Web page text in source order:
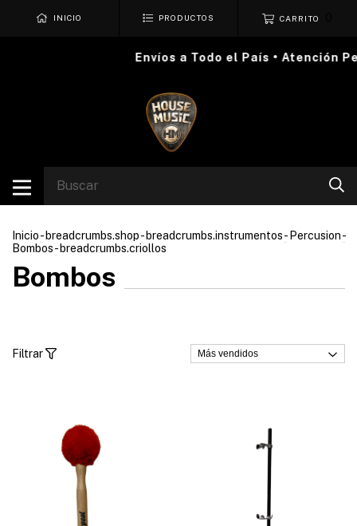
INICIO PRODUCTOS CARRITO
Envíos a Todo el País • Atención
Inicio- breadcrumbs.shop- breadcrumbs.instrumentos- Percusion-
Bombos- breadcrumbs.criollos
Bombos
Filtrar